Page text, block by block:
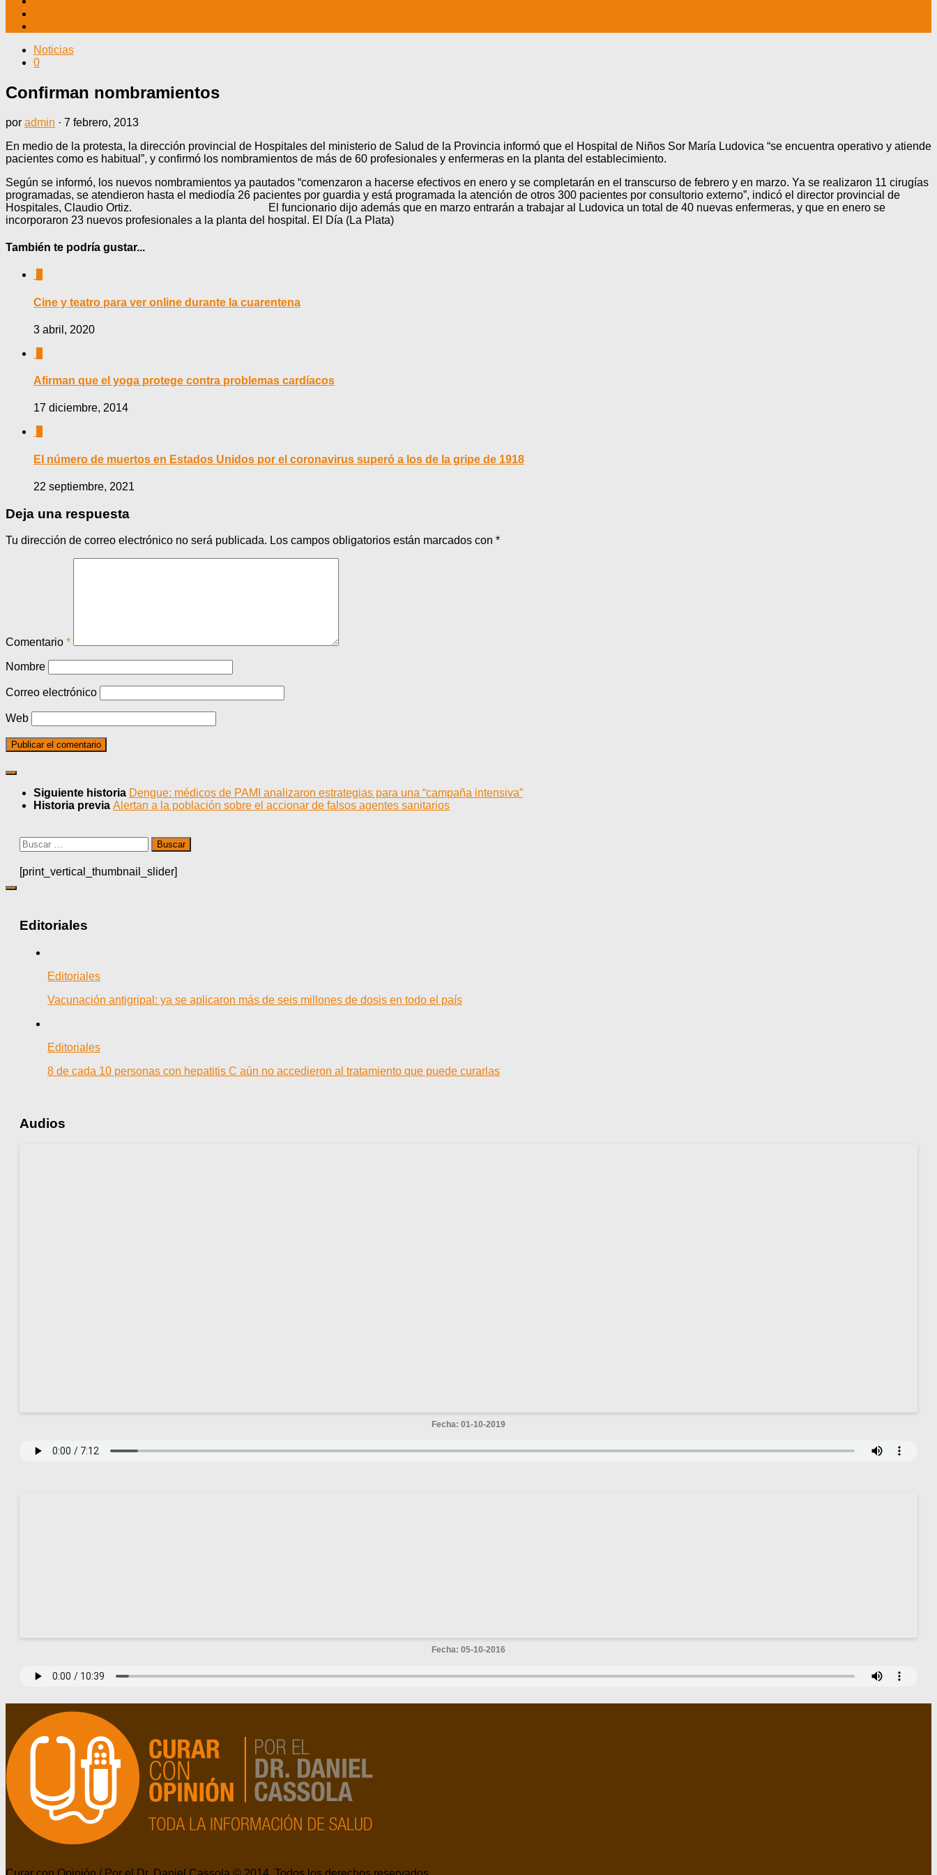
Noticias
0
Confirman nombramientos
por admin · 7 febrero, 2013
En medio de la protesta, la dirección provincial de Hospitales del ministerio de Salud de la Provincia informó que el Hospital de Niños Sor María Ludovica “se encuentra operativo y atiende
pacientes como es habitual”, y confirmó los nombramientos de más de 60 profesionales y enfermeras en la planta del establecimiento.
Según se informó, los nuevos nombramientos ya pautados “comenzaron a hacerse efectivos en enero y se completarán en el transcurso de febrero y en marzo. Ya se realizaron 11 cirugías
programadas, se atendieron hasta el mediodía 26 pacientes por guardia y está programada la atención de otros 300 pacientes por consultorio externo”, indicó el director provincial de
Hospitales, Claudio Ortiz. El funcionario dijo además que en marzo entrarán a trabajar al Ludovica un total de 40 nuevas enfermeras, y que en enero se
incorporaron 23 nuevos profesionales a la planta del hospital. El Día (La Plata)
También te podría gustar...
Cine y teatro para ver online durante la cuarentena
3 abril, 2020
Afirman que el yoga protege contra problemas cardíacos
17 diciembre, 2014
El número de muertos en Estados Unidos por el coronavirus superó a los de la gripe de 1918
22 septiembre, 2021
Deja una respuesta
Tu dirección de correo electrónico no será publicada. Los campos obligatorios están marcados con *
Comentario *
Nombre
Correo electrónico
Web
Siguiente historia Dengue: médicos de PAMI analizaron estrategias para una “campaña intensiva”
Historia previa Alertan a la población sobre el accionar de falsos agentes sanitarios
Buscar:
[print_vertical_thumbnail_slider]
Editoriales
Editoriales
Vacunación antigripal: ya se aplicaron más de seis millones de dosis en todo el país
Editoriales
8 de cada 10 personas con hepatitis C aún no accedieron al tratamiento que puede curarlas
Audios
Fecha: 01-10-2019
Fecha: 05-10-2016